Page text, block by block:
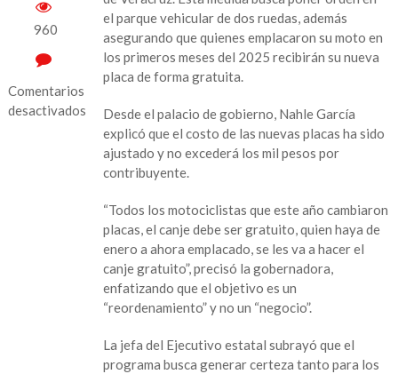
960
Comentarios
desactivados
reemplacamiento
el parque vehicular de dos ruedas, además
asegurando que quienes emplacaron su moto en
los primeros meses del 2025 recibirán su nueva
placa de forma gratuita.
Desde el palacio de gobierno, Nahle García
explicó que el costo de las nuevas placas ha sido
ajustado y no excederá los mil pesos por
contribuyente.
“Todos los motociclistas que este año cambiaron
placas, el canje debe ser gratuito, quien haya de
enero a ahora emplacado, se les va a hacer el
canje gratuito”, precisó la gobernadora,
enfatizando que el objetivo es un
“reordenamiento” y no un “negocio”.
La jefa del Ejecutivo estatal subrayó que el
programa busca generar certeza tanto para los